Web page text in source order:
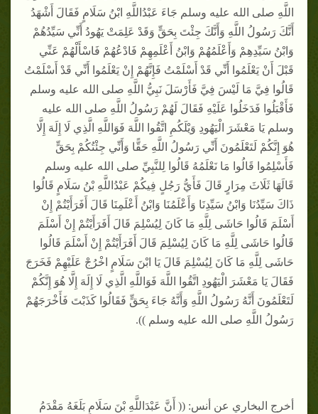
اللَّهِ صلى الله عليه وسلم جَاءَ عَبْدُاللَّهِ ابْنُ سَلَامٍ فَقَالَ أَشْهَدُ
أَنَّكَ رَسُولُ اللَّهِ وَأَنَّكَ جِئْتَ بِحَقٍّ وَقَدْ عَلِمَتْ يَهُودُ أَنِّي سَيِّدُهُمْ
وَابْنُ سَيِّدِهِمْ وَأَعْلَمُهُمْ وَابْنُ أَعْلَمِهِمْ فَادْعُهُمْ فَاسْأَلْهُمْ عَنِّي
قَبْلَ أَنْ يَعْلَمُوا أَنِّي قَدْ أَسْلَمْتُ فَإِنَّهُمْ إِنْ يَعْلَمُوا أَنِّي قَدْ أَسْلَمْتُ
قَالُوا فِيَّ مَا لَيْسَ فِيَّ فَأَرْسَلَ نَبِيُّ اللَّهِ صلى الله عليه وسلم
فَأَقْبَلُوا فَدَخَلُوا عَلَيْهِ فَقَالَ لَهُمْ رَسُولُ اللَّهِ صلى الله عليه
وسلم يَا مَعْشَرَ الْيَهُودِ وَيْلَكُمِ اتَّقُوا اللَّهَ فَوَاللَّهِ الَّذِي لَا إِلَهَ إِلَّا
هُوَ إِنَّكُمْ لَتَعْلَمُونَ أَنِّي رَسُولُ اللَّهِ حَقًّا وَأَنِّي جِئْتُكُمْ بِحَقٍّ
فَأَسْلِمُوا قَالُوا مَا نَعْلَمُهُ قَالُوا لِلنَّبِيِّ صلى الله عليه وسلم
قَالَهَا ثَلَاثَ مِرَارٍ قَالَ فَأَيُّ رَجُلٍ فِيكُمْ عَبْدُاللَّهِ بْنُ سَلَامٍ قَالُوا
ذَاكَ سَيِّدُنَا وَابْنُ سَيِّدِنَا وَأَعْلَمُنَا وَابْنُ أَعْلَمِنَا قَالَ أَفَرَأَيْتُمْ إِنْ
أَسْلَمَ قَالُوا حَاشَى لِلَّهِ مَا كَانَ لِيُسْلِمَ قَالَ أَفَرَأَيْتُمْ إِنْ أَسْلَمَ
قَالُوا حَاشَى لِلَّهِ مَا كَانَ لِيُسْلِمَ قَالَ أَفَرَأَيْتُمْ إِنْ أَسْلَمَ قَالُوا
حَاشَى لِلَّهِ مَا كَانَ لِيُسْلِمَ قَالَ يَا ابْنَ سَلَامٍ اخْرُجْ عَلَيْهِمْ فَخَرَجَ
فَقَالَ يَا مَعْشَرَ الْيَهُودِ اتَّقُوا اللَّهَ فَوَاللَّهِ الَّذِي لَا إِلَهَ إِلَّا هُوَ إِنَّكُمْ
لَتَعْلَمُونَ أَنَّهُ رَسُولُ اللَّهِ وَأَنَّهُ جَاءَ بِحَقٍّ فَقَالُوا كَذَبْتَ فَأَخْرَجَهُمْ
رَسُولُ اللَّهِ صلى الله عليه وسلم )).
أخرج البخاري عن أنس: (( أَنَّ عَبْدَاللَّهِ بْنَ سَلَامٍ بَلَغَهُ مَقْدَمُ